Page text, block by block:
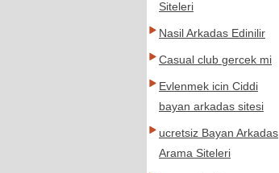
Siteleri
Nasil Arkadas Edinilir
Casual club gercek mi
Evlenmek icin Ciddi
bayan arkadas sitesi
ucretsiz Bayan Arkadas
Arama Siteleri